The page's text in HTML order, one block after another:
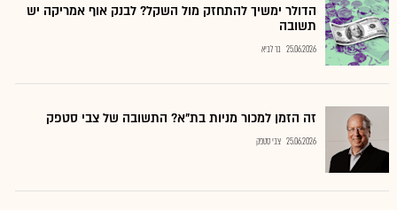
הדולר ימשיך להתחזק מול השקל? לבנק אוף אמריקה יש
תשובה
25.06.2026 בר לביא
זה הזמן למכור מניות בת"א? התשובה של צבי סטפק
25.06.2026 צבי סטפק